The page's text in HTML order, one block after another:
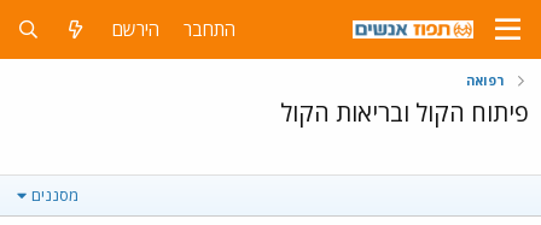
התחבר הירשם
רפואה
פיתוח הקול ובריאות הקול
מסננים